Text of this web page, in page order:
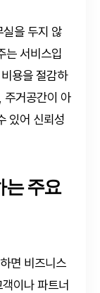
을 두지 않
는 서비스입
용을 절감하
주거공간이 아
있어 신뢰성
는 주요
면 비즈니스
이나 파트너